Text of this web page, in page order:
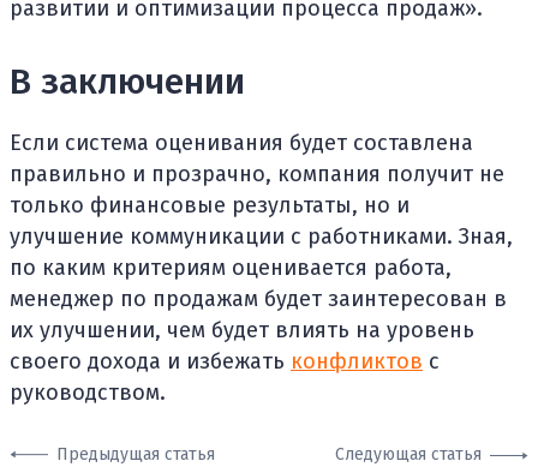
развитии и оптимизации процесса продаж».
В заключении
Если система оценивания будет составлена
правильно и прозрачно, компания получит не
только финансовые результаты, но и
улучшение коммуникации с работниками. Зная,
по каким критериям оценивается работа,
менеджер по продажам будет заинтересован в
их улучшении, чем будет влиять на уровень
своего дохода и избежать конфликтов с
руководством.
Предыдущая статья Следующая статья